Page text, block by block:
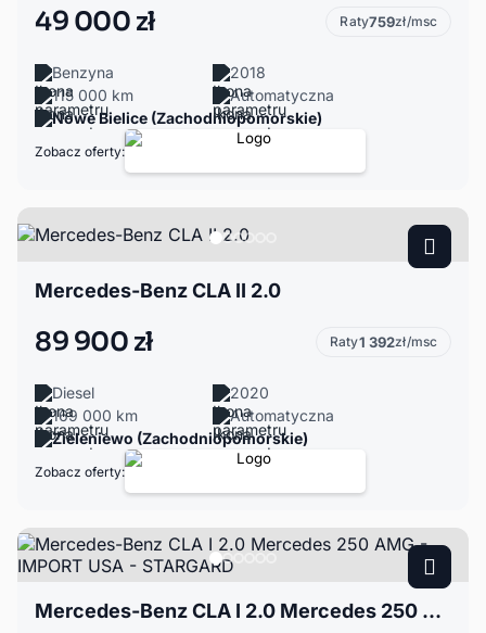
49 000 zł Raty759zł/msc
Benzyna
2018
115 000 km
Automatyczna
Nowe Bielice (Zachodniopomorskie)
Zobacz oferty:
Mercedes-Benz CLA II 2.0
89 900 zł Raty1 392zł/msc
Diesel
2020
169 000 km
Automatyczna
Zieleniewo (Zachodniopomorskie)
Zobacz oferty:
Mercedes-Benz CLA I 2.0 Mercedes 250 AMG - IMPORT USA - STARGARD